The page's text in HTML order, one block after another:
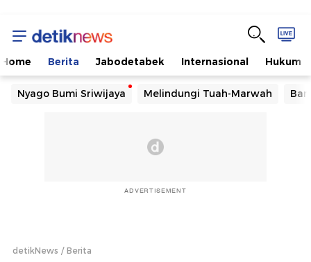
Home Berita Jabodetabek Internasional Hukum
Nyago Bumi Sriwijaya Melindungi Tuah-Marwah
ADVERTISEMENT
detikNews Berita